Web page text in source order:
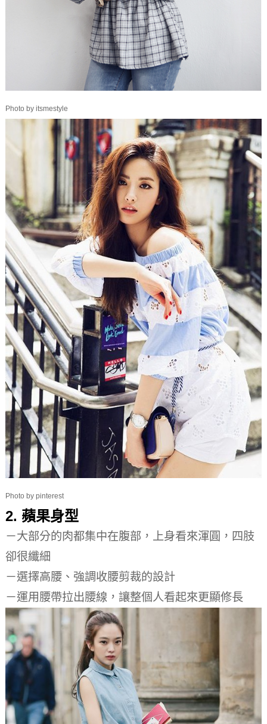
Photo by itsmestyle
Photo by pinterest
2. 蘋果身型
－大部分的肉都集中在腹部，上身看來渾圓，四肢
卻很纖細
－選擇高腰、強調收腰剪裁的設計
－運用腰帶拉出腰線，讓整個人看起來更顯修長